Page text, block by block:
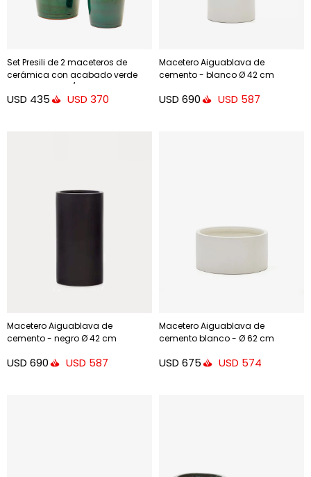
Set Presili de 2 maceteros de
cerámica con acabado verde
glaseado Ø 37 / 47 cm
USD 435 USD 370
Macetero Aiguablava de
cemento - blanco Ø 42 cm
USD 690 USD 587
Macetero Aiguablava de
cemento - negro Ø 42 cm
USD 690 USD 587
Macetero Aiguablava de
cemento blanco - Ø 62 cm
USD 675 USD 574